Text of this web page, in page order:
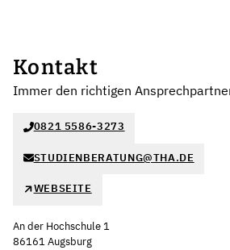
Kontakt
Immer den richtigen
0821 5586-3273
STUDIENBERATUNG@THA.DE
WEBSEITE
An der Hochschule 1
86161 Augsburg